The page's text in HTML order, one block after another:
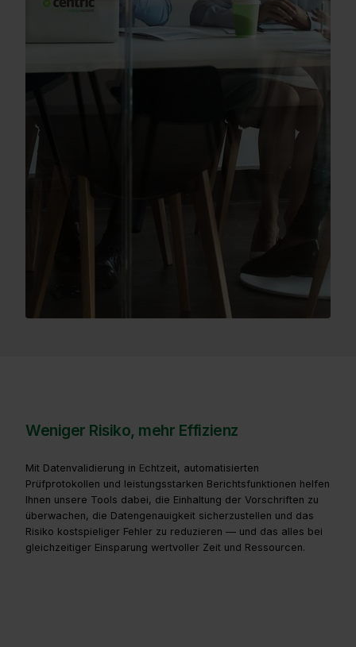
Weniger Risiko, mehr Effizienz
Mit Datenvalidierung in Echtzeit, automatisierten
Prüfprotokollen und leistungsstarken Berichtsfunktionen helfen
Ihnen unsere Tools dabei, die Einhaltung der Vorschriften zu
überwachen, die Datengenauigkeit sicherzustellen und das
Risiko kostspieliger Fehler zu reduzieren — und das alles bei
gleichzeitiger Einsparung wertvoller Zeit und Ressourcen.